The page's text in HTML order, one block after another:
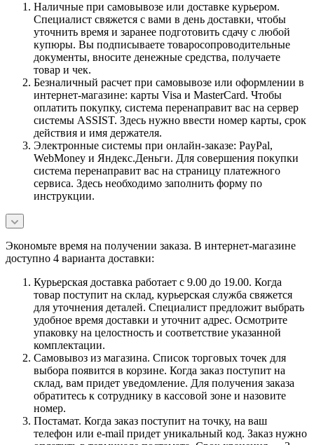
Наличные при самовывозе или доставке курьером.
Специалист свяжется с вами в день доставки, чтобы
уточнить время и заранее подготовить сдачу с любой
купюры. Вы подписываете товаросопроводительные
документы, вносите денежные средства, получаете
товар и чек.
Безналичный расчет при самовывозе или оформлении в
интернет-магазине: карты Visa и MasterCard. Чтобы
оплатить покупку, система перенаправит вас на сервер
системы ASSIST. Здесь нужно ввести номер карты, срок
действия и имя держателя.
Электронные системы при онлайн-заказе: PayPal,
WebMoney и Яндекс.Деньги. Для совершения покупки
система перенаправит вас на страницу платежного
сервиса. Здесь необходимо заполнить форму по
инструкции.
Экономьте время на получении заказа. В интернет-магазине
доступно 4 варианта доставки:
Курьерская доставка работает с 9.00 до 19.00. Когда
товар поступит на склад, курьерская служба свяжется
для уточнения деталей. Специалист предложит выбрать
удобное время доставки и уточнит адрес. Осмотрите
упаковку на целостность и соответствие указанной
комплектации.
Самовывоз из магазина. Список торговых точек для
выбора появится в корзине. Когда заказ поступит на
склад, вам придет уведомление. Для получения заказа
обратитесь к сотруднику в кассовой зоне и назовите
номер.
Постамат. Когда заказ поступит на точку, на ваш
телефон или e-mail придет уникальный код. Заказ нужно